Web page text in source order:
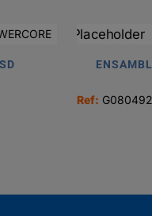
Ref: G080492